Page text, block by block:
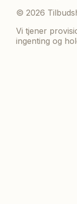
© 2026
Vi tjener
ingenting og